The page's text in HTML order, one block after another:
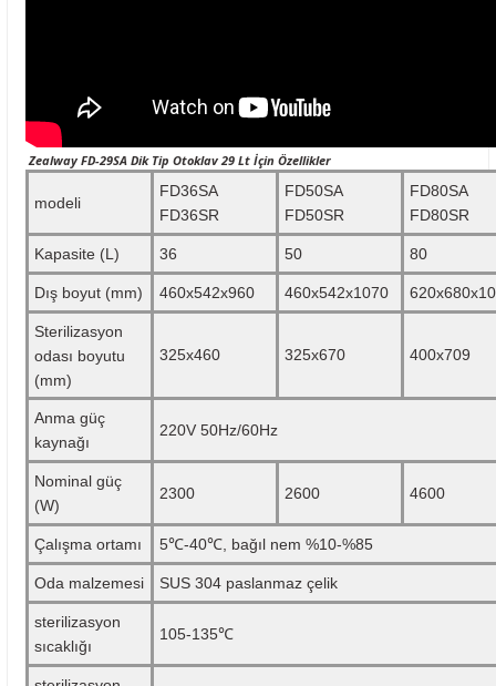
Zealway FD-29SA Dik Tip Otoklav 29 Lt İçin Özellikler
modeli
FD36SA
FD36SR
FD50SA
FD50SR
FD80SA
FD80SR
Kapasite (L) 36 50 80
Dış boyut (mm) 460x542x960 460x542x1070
Sterilizasyon
odası boyutu
(mm)
325x460 325x670 400x709
Anma güç
kaynağı
220V 50Hz/60Hz
Nominal güç
(W)
2300 2600 4600
Çalışma ortamı 5℃-40℃, bağıl nem %10-%85
Oda malzemesi SUS 304 paslanmaz çelik
sterilizasyon
sıcaklığı
105-135℃